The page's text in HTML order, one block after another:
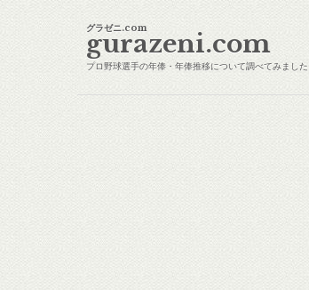
グラゼニ.com
gurazeni.com
プロ野球選手の年俸・年俸推移について調べてみました